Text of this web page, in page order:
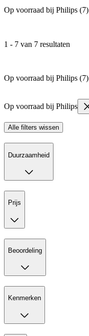
Op voorraad bij Philips (7)
1 - 7 van 7 resultaten
Op voorraad bij Philips (7)
Op voorraad bij Philips
Alle filters wissen
Duurzaamheid
Prijs
Beoordeling
Kenmerken